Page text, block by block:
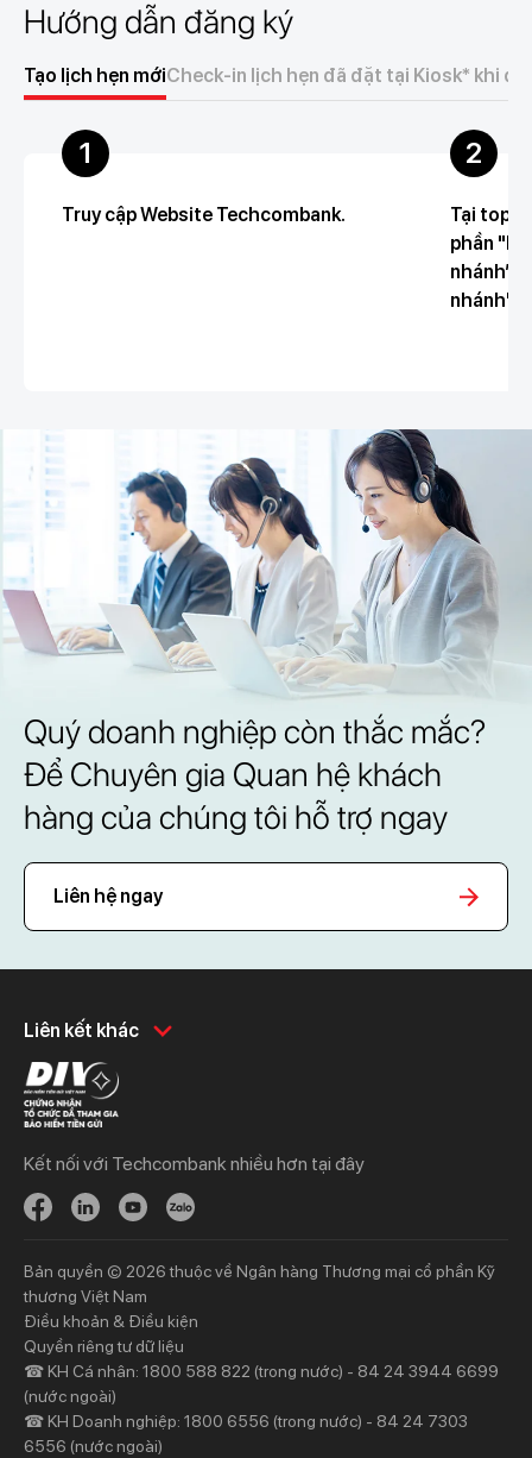
Hướng dẫn đăng ký
Tạo lịch hẹn mớiCheck-in lịch hẹn đã đặt tại Kiosk* khi
1
Truy cập Website Techcombank.
2
Tại top
phần
nhánh”
nhánh"
Quý doanh nghiệp còn thắc mắc?
Để Chuyên gia Quan hệ khách
hàng của chúng tôi hỗ trợ ngay
Liên hệ ngay
Liên kết khác
Khách hàng cá nhân
Chi tiêu
Tiết kiệm
Vay
Đầu tư
Bảo hiểm
Thông tin mới
Thương mại
Thông tin mới
Khách hàng ưu tiên
Dịch vụ khách hàng ưu tiên
Đặc quyền vượt trội
Thông tin tài chính
Đại hội đồng cổ đông
Kết nối với Techcombank nhiều hơn tại đây
Bản quyền © 2026 thuộc về Ngân hàng Thương mại cổ phần Kỹ
thương Việt Nam
Điều khoản & Điều kiện
Quyền riêng tư dữ liệu
☎ KH Cá nhân: 1800 588 822 (trong nước) - 84 24 3944 6699
(nước ngoài)
☎ KH Doanh nghiệp: 1800 6556 (trong nước) - 84 24 7303
6556 (nước ngoài)